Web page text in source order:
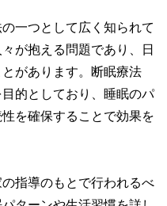
一つとして広く知られて
が抱える問題であり、日
があります。断眠療法
的としており、睡眠のパ
を確保することで効果を
指導のもとで行われるべ